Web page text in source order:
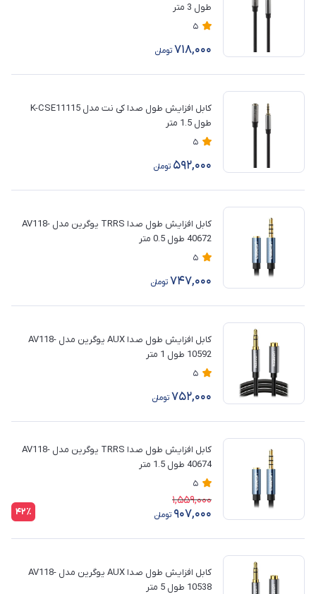
طول 3 متر
5
718,000 تومان
کابل افزایش طول صدا کی نت مدل K-CSE11115
طول 1.5 متر
5
592,000 تومان
کابل افزایش طول صدا TRRS یوگرین مدل AV118-
40672 طول 0.5 متر
5
747,000 تومان
کابل افزایش طول صدا AUX یوگرین مدل AV118-
10592 طول 1 متر
5
752,000 تومان
کابل افزایش طول صدا TRRS یوگرین مدل AV118-
40674 طول 1.5 متر
5
1,559,000
907,000 تومان 42٪
کابل افزایش طول صدا AUX یوگرین مدل AV118-
10538 طول 5 متر